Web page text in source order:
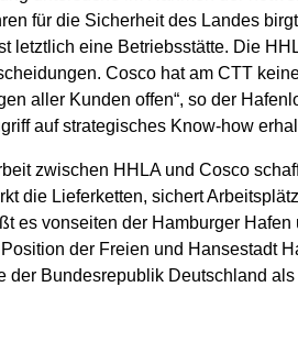
für die Sicherheit des Landes
letztlich eine Betriebsstätte. Die
Cosco hat am CTT
aller Kunden offen“, so der
auf strategisches Know-how
zwischen HHLA und Cosco
die Lieferketten, sichert
es vonseiten der Hamburger
der Freien und Hansestadt
der Bundesrepublik Deutschland